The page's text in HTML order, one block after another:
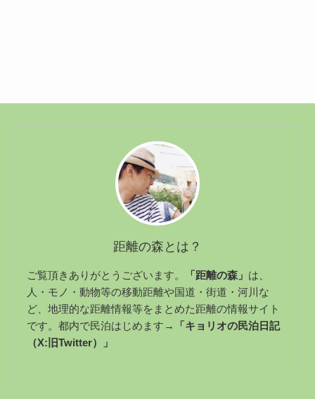
距離の森とは？
ご覧頂きありがとうございます。 「距離の森」 は、
人・モノ・動物等の移動距離や国道・街道・河川な
ど、地理的な距離情報等をまとめた距離の情報サイト
です。都内で民泊はじめます→
「キョリオの民泊日記
（X:旧Twitter）」